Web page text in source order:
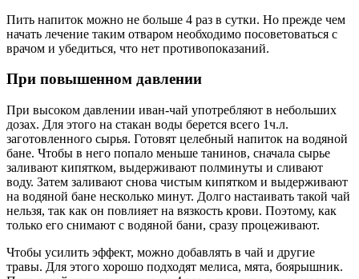
Пить напиток можно не больше 4 раз в сутки. Но прежде чем
начать лечение таким отваром необходимо посоветоваться с
врачом и убедиться, что нет противопоказаний.
При повышенном давлении
При высоком давлении иван-чай употребляют в небольших
дозах. Для этого на стакан воды берется всего 1ч.л.
заготовленного сырья. Готовят целебный напиток на водяной
бане. Чтобы в него попало меньше танинов, сначала сырье
заливают кипятком, выдерживают полминуты и сливают
воду. Затем заливают снова чистым кипятком и выдерживают
на водяной бане несколько минут. Долго настаивать такой чай
нельзя, так как он повлияет на вязкость крови. Поэтому, как
только его снимают с водяной бани, сразу процеживают.
Чтобы усилить эффект, можно добавлять в чай и другие
травы. Для этого хорошо подходят мелиса, мята, боярышник.